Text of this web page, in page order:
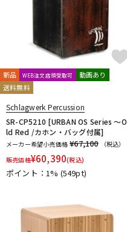
新品 WEB注文店頭受取可
動画あり
送料無料
Schlagwerk Percussion
SR-CP5210 [URBAN OS Series ～O
ld Red /カホン・バッグ付属]
メーカー希望小売価格 ¥67,100
（税込）
販売価格¥60,390(税込)
ポイント：1% (549pt)